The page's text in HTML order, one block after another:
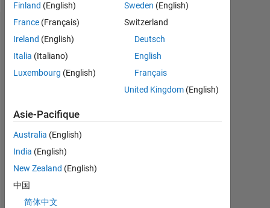
Statistiques
CONTRIBUTIONS
-2-1 2
3
Finland (English)
France (Français)
Ireland (English)
Italia (Italiano)
Luxembourg (English)
Sweden (English)
Switzerland
Deutsch
English
Français
United Kingdom(English)
Asie-Pacifique
Australia (English)
India (English)
New Zealand (English)
中国
简体中文